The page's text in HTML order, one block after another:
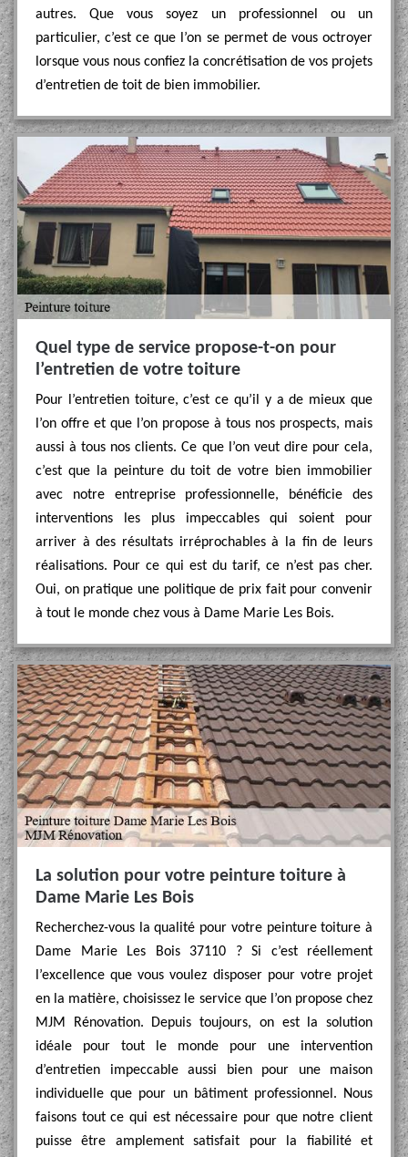
autres. Que vous soyez un professionnel ou un
particulier, c’est ce que l’on se permet de vous octroyer
lorsque vous nous confiez la concrétisation de vos projets
d’entretien de toit de bien immobilier.
Quel type de service propose-t-on pour
l’entretien de votre toiture
Pour l’entretien toiture, c’est ce qu’il y a de mieux que
l’on offre et que l’on propose à tous nos prospects, mais
aussi à tous nos clients. Ce que l’on veut dire pour cela,
c’est que la peinture du toit de votre bien immobilier
avec notre entreprise professionnelle, bénéficie des
interventions les plus impeccables qui soient pour
arriver à des résultats irréprochables à la fin de leurs
réalisations. Pour ce qui est du tarif, ce n’est pas cher.
Oui, on pratique une politique de prix fait pour convenir
à tout le monde chez vous à Dame Marie Les Bois.
La solution pour votre peinture toiture à
Dame Marie Les Bois
Recherchez-vous la qualité pour votre peinture toiture à
Dame Marie Les Bois 37110 ? Si c’est réellement
l’excellence que vous voulez disposer pour votre projet
en la matière, choisissez le service que l’on propose chez
MJM Rénovation. Depuis toujours, on est la solution
idéale pour tout le monde pour une intervention
d’entretien impeccable aussi bien pour une maison
individuelle que pour un bâtiment professionnel. Nous
faisons tout ce qui est nécessaire pour que notre client
puisse être amplement satisfait pour la fiabilité et